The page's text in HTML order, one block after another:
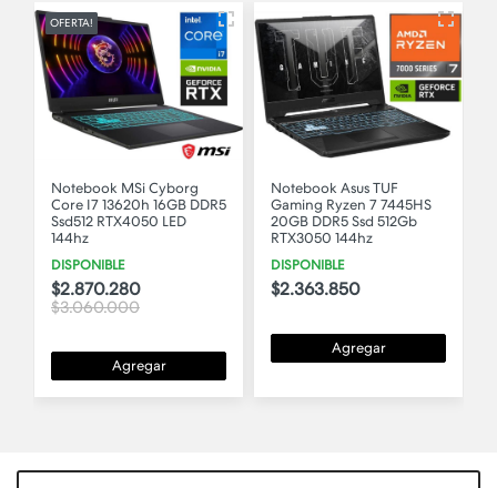
DDR5
Notebook Asus TUF
Gaming Ryzen 7 7445HS
20GB DDR5 Ssd 512Gb
DISPONIBLE
$2.363.850
OFERTA!
Notebook LENOVO V15
Core i3 1215u 8GB SSD
256GB Led 15.6
DISPONIBLE
$835.380
Agregar